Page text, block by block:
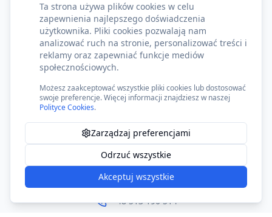
Polityka prywatności
Polityka cookies
Regulamin
FAQ – najczęstsze pytania
Deklaracja dostępności
Ustawienia cookies
Kontakt
Ziołowa 45-47
40-635 Katowice, Polska
+48 513 190 514
Ta strona używa plików cookies w celu
zapewnienia najlepszego doświadczenia
użytkownika. Pliki cookies pozwalają nam
analizować ruch na stronie, personalizować treści i
reklamy oraz zapewniać funkcje mediów
społecznościowych.
Możesz zaakceptować wszystkie pliki cookies lub dostosować
swoje preferencje. Więcej informacji znajdziesz w naszej
Polityce Cookies.
Zarządzaj preferencjami
Odrzuć wszystkie
Akceptuj wszystkie